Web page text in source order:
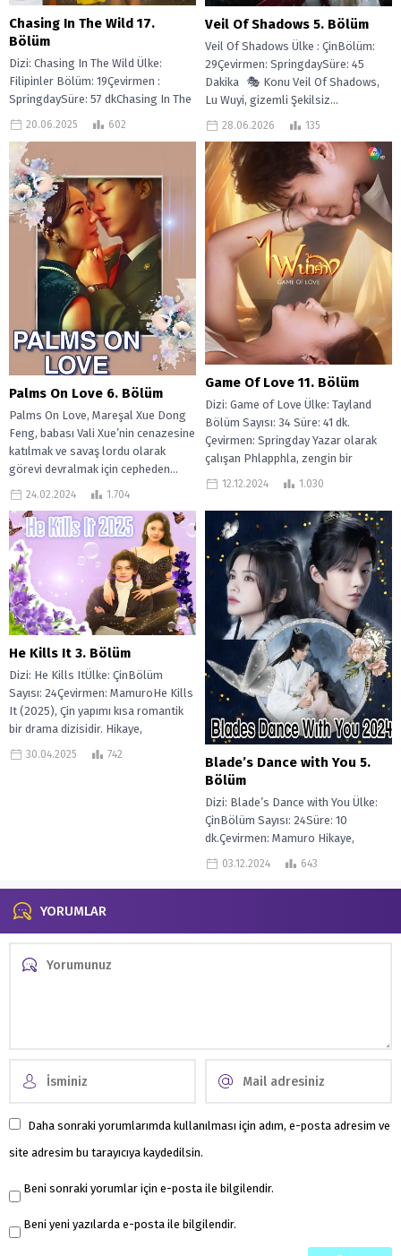
Chasing In The Wild 17.
Bölüm
Dizi: Chasing In The Wild Ülke:
Filipinler Bölüm: 19Çevirmen :
SpringdaySüre: 57 dkChasing In The
Wild (2024), Filipinler yapımı bir...
20.06.2025 602
Veil Of Shadows 5. Bölüm
Veil Of Shadows Ülke : ÇinBölüm:
29Çevirmen: SpringdaySüre: 45
Dakika 🎭 Konu Veil Of Shadows,
Lu Wuyi, gizemli Şekilsiz...
28.06.2026 135
Palms On Love 6. Bölüm
Palms On Love, Mareşal Xue Dong
Feng, babası Vali Xue’nin cenazesine
katılmak ve savaş lordu olarak
görevi devralmak için cepheden...
24.02.2024 1.704
Game Of Love 11. Bölüm
Dizi: Game of Love Ülke: Tayland
Bölüm Sayısı: 34 Süre: 41 dk.
Çevirmen: Springday Yazar olarak
çalışan Phlapphla, zengin bir
adamla evlenen ve kendisine...
12.12.2024 1.030
He Kills It 3. Bölüm
Dizi: He Kills ItÜlke: ÇinBölüm
Sayısı: 24Çevirmen: MamuroHe Kills
It (2025), Çin yapımı kısa romantik
bir drama dizisidir. Hikaye,
geleneksel...
30.04.2025 742
Blade’s Dance with You 5.
Bölüm
Dizi: Blade’s Dance with You Ülke:
ÇinBölüm Sayısı: 24Süre: 10
dk.Çevirmen: Mamuro Hikaye,
suikastçı Zhao Xiao Ren’in Yasemin
03.12.2024 643
YORUMLAR
Daha sonraki yorumlarımda kullanılması için adım, e-posta adresim ve
site adresim bu tarayıcıya kaydedilsin.
Beni sonraki yorumlar için e-posta ile bilgilendir.
Beni yeni yazılarda e-posta ile bilgilendir.